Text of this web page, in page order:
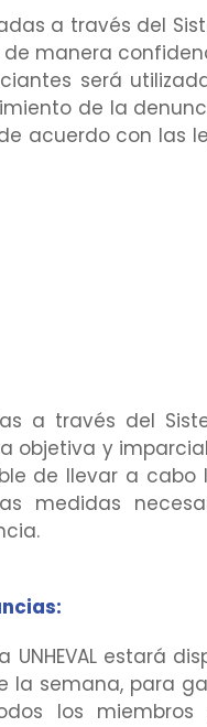
a través del
de manera
será
de la
acuerdo con las
a través del
objetiva y
de llevar a
medidas
estará
la semana, para
los